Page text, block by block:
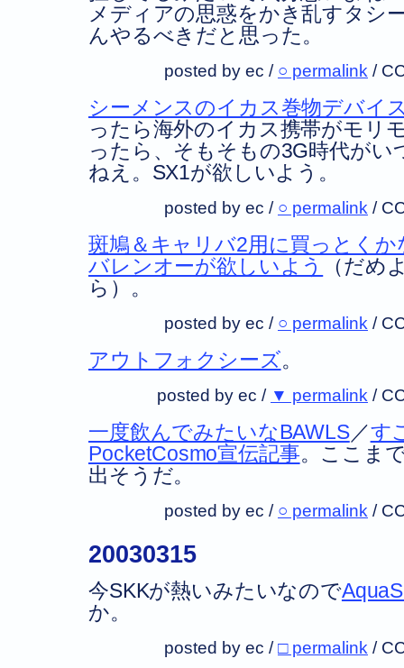
メディアの思惑をかき乱すタシ
んやるべきだと思った。
posted by ec / ○ permalink /
シーメンスのイカス巻物デバイ
ったら海外のイカス携帯がモリ
ったら、そもそもの3G時代が
ねえ。SX1が欲しいよう。
posted by ec / ○ permalink /
斑鳩＆キャリバ2用に買っとく
バレンオーが欲しいよう
（だめ
ら）。
posted by ec / ○ permalink /
アウトフォクシーズ。
posted by ec / ▼ permalink /
一度飲んでみたいなBAWLS／す
PocketCosmo宣伝記事。ここま
出そうだ。
posted by ec / ○ permalink /
20030315
今SKKが熱いみたいなので
か。
posted by ec /□ permalink /